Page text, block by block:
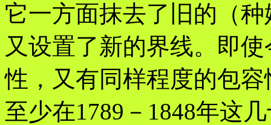
它一方面抹去了旧的（
又设置了新的界线。即
性，又有同样程度的包
至少在1789－1848年这